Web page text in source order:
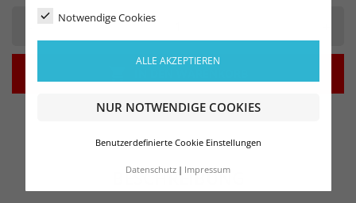
Notwendige Cookies
ALLE AKZEPTIEREN
NUR NOTWENDIGE COOKIES
Benutzerdefinierte Cookie Einstellungen
Datenschutz Impressum
BESCHREIBUNG